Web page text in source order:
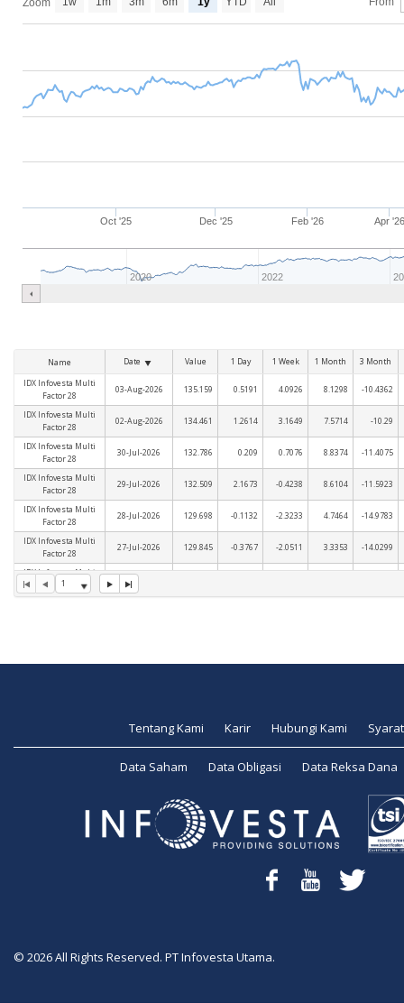
Zoom
Oct '25 Dec '25 Feb '26 Apr
2020 2022
Name Date Value 1 Day 1 Week 1 Month
3 Month
IDX Infovesta Multi
Factor 28
03-Aug-2026 135.159 0.5191 4.0926 8.1298 -10.4362
IDX Infovesta Multi
Factor 28
02-Aug-2026 134.461 1.2614 3.1649 7.5714 -10.29
IDX Infovesta Multi
Factor 28
30-Jul-2026 132.786 0.209 0.7076 8.8374 -11.4075
IDX Infovesta Multi
Factor 28
29-Jul-2026 132.509 2.1673 -0.4238 8.6104 -11.5923
IDX Infovesta Multi
Factor 28
28-Jul-2026 129.698 -0.1132 -2.3233 4.7464 -14.9783
IDX Infovesta Multi
Factor 28
27-Jul-2026 129.845 -0.3767 -2.0511 3.3353 -14.0299
IDX Infovesta Multi
Factor 28
26-Jul-2026
IDX Infovesta Multi
1
Tentang Kami Karir Hubungi Kami
Data Saham Data Obligasi Data Reksa Dana
© 2026All Rights Reserved. PT Infovesta Utama.